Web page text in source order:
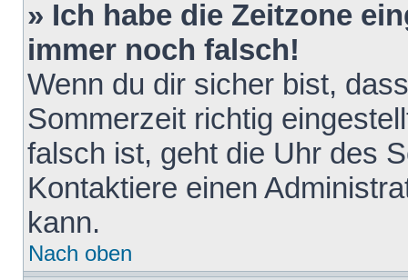
» Ich habe die Zeitzone
immer noch falsch!
Wenn du dir sicher bist,
Sommerzeit richtig
falsch ist, geht die Uhr des
Kontaktiere einen
kann.
Nach oben